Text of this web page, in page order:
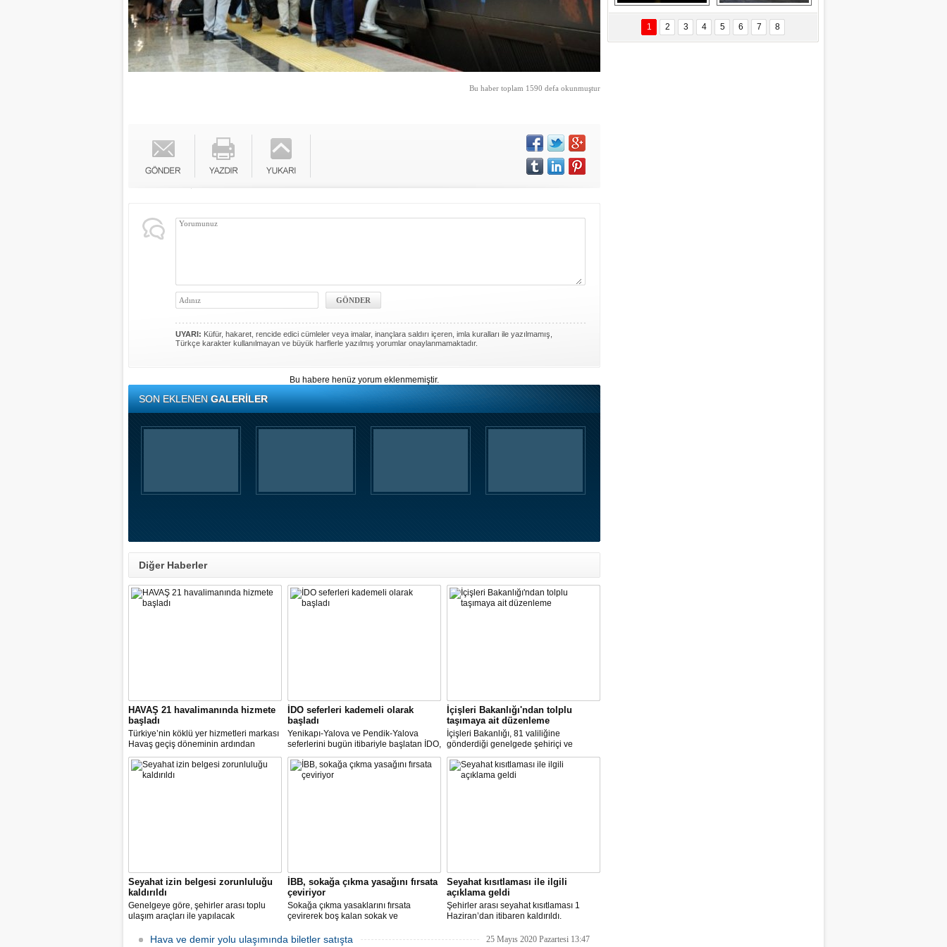
Bu haber toplam 1590 defa okunmuştur
UYARI: Küfür, hakaret, rencide edici cümleler veya imalar, inançlara saldırı içeren, imla kuralları ile yazılmamış,
Türkçe karakter kullanılmayan ve büyük harflerle yazılmış yorumlar onaylanmamaktadır.
Bu habere henüz yorum eklenmemiştir.
SON EKLENENGALERİLER
Diğer Haberler
HAVAŞ 21 havalimanında hizmete
başladı
Türkiye’nin köklü yer hizmetleri markası
Havaş geçiş döneminin ardından
koronavirüse karşı tüm önlemleri alarak
tarifeli yolcu seferlerine hizmet vermeye
başladı.
İDO seferleri kademeli olarak
başladı
Yenikapı-Yalova ve Pendik-Yalova
seferlerini bugün itibariyle başlatan İDO,
2 haziran itibariyle de bünyesinde
seferlerini kademeli olarak başlatacak.
İçişleri Bakanlığı'ndan tolplu
taşımaya ait düzenleme
İçişleri Bakanlığı, 81 valiliğine
gönderdiği genelgede şehiriçi ve
şehirlerarası yolcu taşımacılığında
yüzde 50 kapasite kullanma
zorunluluğunu kaldırdı.
Seyahat izin belgesi zorunluluğu
kaldırıldı
Genelgeye göre, şehirler arası toplu
ulaşım araçları ile yapılacak
zorunluluğu yürürlükten kaldırıldı.
İBB, sokağa çıkma yasağını fırsata
çeviriyor
Sokağa çıkma yasaklarını fırsata
çevirerek boş kalan sokak ve
yakalayan İBB, bu hafta sonu, şimdiye
Seyahat kısıtlaması ile ilgili
açıklama geldi
Şehirler arası seyahat kısıtlaması 1
Haziran’dan itibaren kaldırıldı.
bazı şehirler için seyahat kısıtlaması
Hava ve demir yolu ulaşımında biletler satışta 25 Mayıs 2020 Pazartesi 13:47
SEÇİL ÖZYANIK
Ne Değişti?
Delta uçağına
yıldırım çarptı
Ford Focus RS
(2015)
1 2 3 4 5 6 7 8